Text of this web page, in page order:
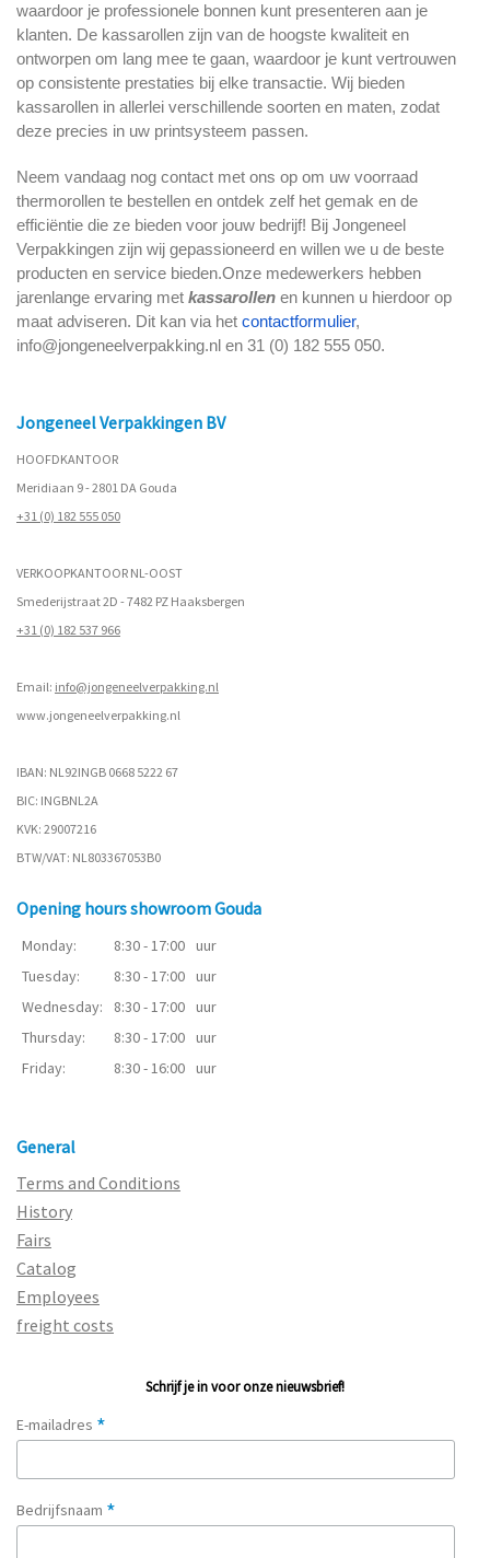
waardoor je professionele bonnen kunt presenteren aan je
klanten. De kassarollen zijn van de hoogste kwaliteit en
ontworpen om lang mee te gaan, waardoor je kunt vertrouwen
op consistente prestaties bij elke transactie. Wij bieden
kassarollen in allerlei verschillende soorten en maten, zodat
deze precies in uw printsysteem passen.
Neem vandaag nog contact met ons op om uw voorraad
thermorollen te bestellen en ontdek zelf het gemak en de
efficiëntie die ze bieden voor jouw bedrijf! Bij Jongeneel
Verpakkingen zijn wij gepassioneerd en willen we u de beste
producten en service bieden.Onze medewerkers hebben
jarenlange ervaring met kassarollen en kunnen u hierdoor op
maat adviseren. Dit kan via het contactformulier,
info@jongeneelverpakking.nl en 31 (0) 182 555 050.
Jongeneel Verpakkingen BV
HOOFDKANTOOR
Meridiaan 9 - 2801 DA Gouda
+31 (0) 182 555 050
VERKOOPKANTOOR NL-OOST
Smederijstraat 2D - 7482 PZ Haaksbergen
+31 (0) 182 537 966
Email: info@jongeneelverpakking.nl
www.jongeneelverpakking.nl
IBAN: NL92INGB 0668 5222 67
BIC: INGBNL2A
KVK: 29007216
BTW/VAT: NL803367053B0
Opening hours showroom Gouda
Monday: 8:30 - 17:00 uur
Tuesday:
8:30 - 17:00 uur
Wednesday:
8:30 - 17:00 uur
Thursday:
8:30 - 17:00 uur
Friday:
8:30 - 16:00 uur
General
Terms and Conditions
History
Fairs
Catalog
Employees
freight costs
Schrijf je in voor onze nieuwsbrief!
E-mailadres *
Bedrijfsnaam *